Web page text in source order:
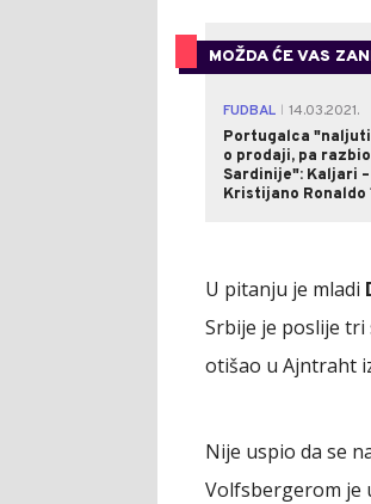
MOŽDA ĆE VAS
FUDBAL
14.03.2021.
Portugalca
o prodaji, pa
Sardinije": Kaljari –
Kristijano Ronaldo
U pitanju je mladi
Srbije je poslije tri
otišao u Ajntraht
Nije uspio da se
Volfsbergerom je